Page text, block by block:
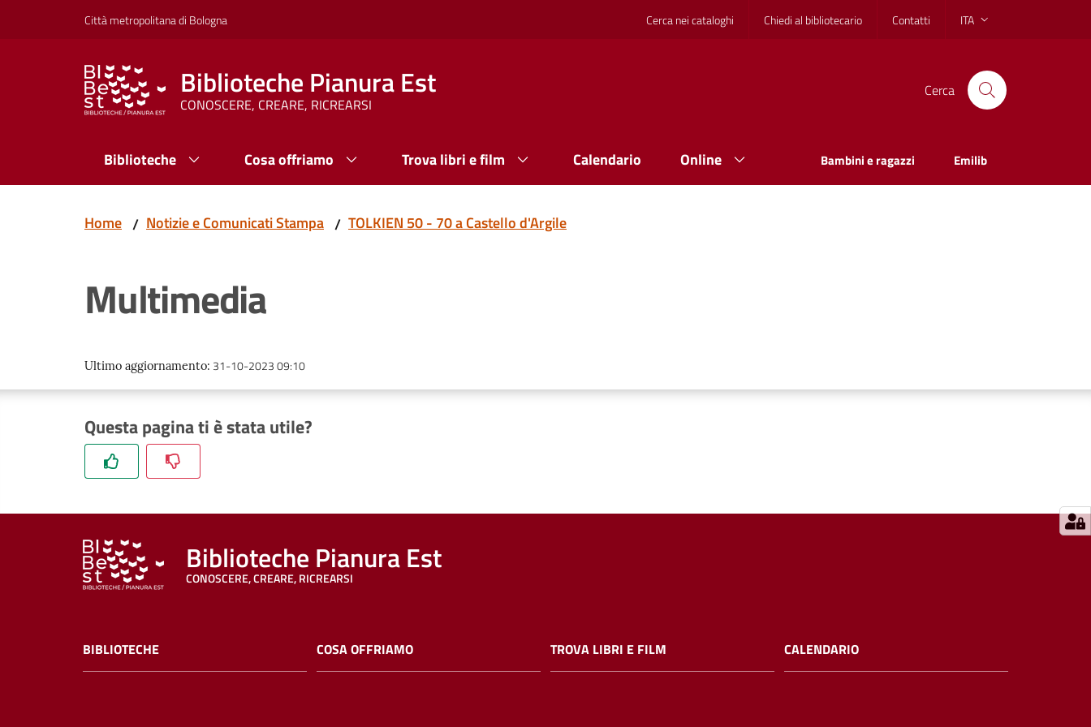
Vai al contenuto
Vai alla navigazioneCittà metropolitana di Bologna Cerca nei cataloghi Chiedi al bibliotecario Contatti ITA
Biblioteche Pianura Est
CONOSCERE, CREARE, RICREARSI
Cerca
Biblioteche Cosa offriamo Trova libri e film Calendario Online Bambini e ragazzi Emilib
Home / Notizie e Comunicati Stampa / TOLKIEN 50 - 70 a Castello d'Argile
Multimedia
Ultimo aggiornamento: 31-10-2023 09:10
Questa pagina ti è stata utile?
Biblioteche Pianura Est
CONOSCERE, CREARE, RICREARSI
BIBLIOTECHE COSA OFFRIAMO TROVA LIBRI E FILM CALENDARIO